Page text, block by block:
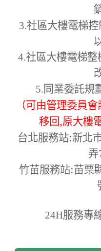
3.社區大樓電梯
4.社區大樓電梯
5. 同業委託規
（可由管理委員會
移回,原大樓
台北服務站:新北
弄
竹苗服務站:苗栗
24H服務專